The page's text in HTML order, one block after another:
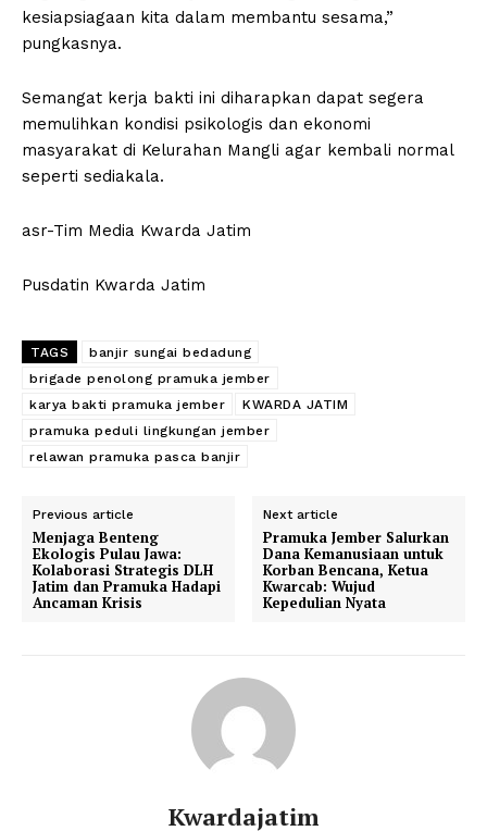
kesiapsiagaan kita dalam membantu sesama,”
pungkasnya.
Semangat kerja bakti ini diharapkan dapat segera
memulihkan kondisi psikologis dan ekonomi
masyarakat di Kelurahan Mangli agar kembali normal
seperti sediakala.
asr-Tim Media Kwarda Jatim
Pusdatin Kwarda Jatim
TAGS
banjir sungai bedadung
brigade penolong pramuka jember
karya bakti pramuka jember
KWARDA JATIM
pramuka peduli lingkungan jember
relawan pramuka pasca banjir
Previous article
Menjaga Benteng
Ekologis Pulau Jawa:
Kolaborasi Strategis DLH
Jatim dan Pramuka Hadapi
Ancaman Krisis
Next article
Pramuka Jember Salurkan
Dana Kemanusiaan untuk
Korban Bencana, Ketua
Kwarcab: Wujud
Kepedulian Nyata
Kwardajatim